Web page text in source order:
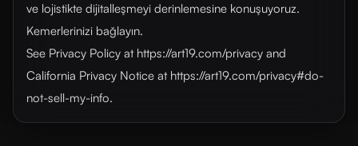
ve lojistikte dijitalleşmeyi derinlemesine konuşuyoruz.
Kemerlerinizi bağlayın.
See Privacy Policy at https://art19.com/privacy and
California Privacy Notice at https://art19.com/privacy#do-
not-sell-my-info.